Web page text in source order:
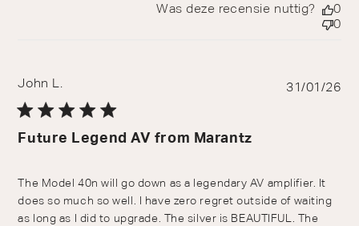
Was deze recensie nuttig?
0
0
John L.
Future Legend AV from Marantz
The Model 40n will go down as a legendary AV amplifier. It
does so much so well. I have zero regret outside of waiting
as long as I did to upgrade. The silver is BEAUTIFUL. The
31/01/26